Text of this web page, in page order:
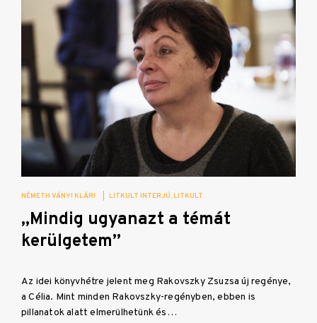
NÉMETH VÁNYI KLÁRI LITKULT INTERJÚ LITKULT
„Mindig ugyanazt a témát
kerülgetem”
Az idei könyvhétre jelent meg Rakovszky Zsuzsa új regénye,
a Célia. Mint minden Rakovszky-regényben, ebben is
pillanatok alatt elmerülhetünk és…